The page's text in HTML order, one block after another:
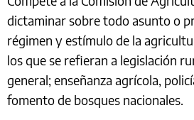
dictaminar sobre todo asunto o
régimen y estímulo de la
los que se refieran a legislación
general; enseñanza agrícola,
fomento de bosques nacionales.